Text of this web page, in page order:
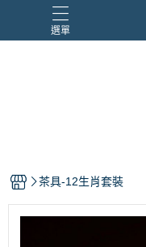
選單
茶具-12生肖套裝